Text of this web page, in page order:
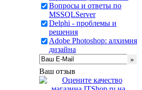
Вопросы и ответы по
MSSQLServer
Delphi - проблемы и
решения
Adobe Photoshop: алхимия
дизайна
Ваш отзыв